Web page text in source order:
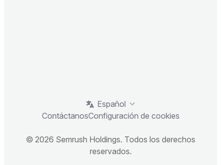
Español
ContáctanosConfiguración de cookies
© 2026 Semrush Holdings. Todos los derechos
reservados.